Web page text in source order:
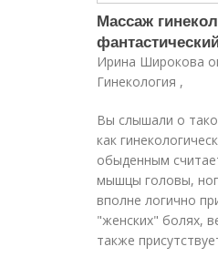
Массаж
Ирина Широкова
Гинекология ,
Вы слышали о
как
обыденным
мышцы головы,
вполне логично
"женских" болях,
также